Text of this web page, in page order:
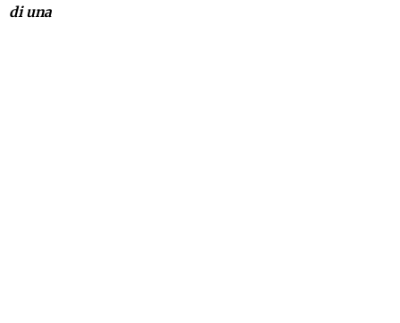
di una